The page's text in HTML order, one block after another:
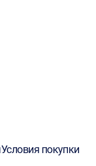
Условия покупки